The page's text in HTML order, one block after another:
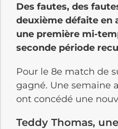
Des fautes, des
deuxième défaite en
une première mi-
seconde période
Pour le 8e match de
gagné. Une semaine
ont concédé une
Teddy Thomas,